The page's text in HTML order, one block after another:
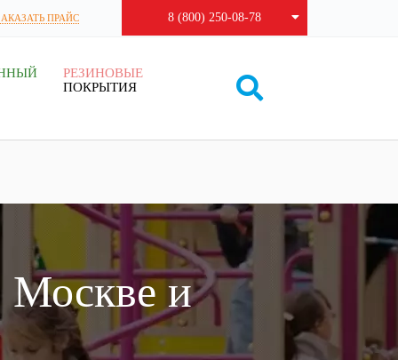
ПРАЙС 8 (800) 250-08-78
РЕЗИНОВЫЕ
ПОКРЫТИЯ
Москве и